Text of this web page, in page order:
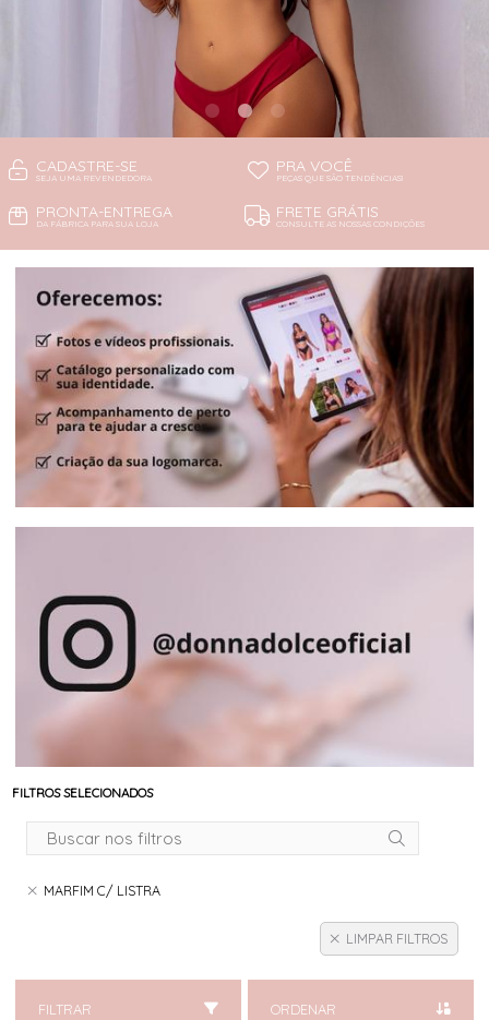
CADASTRE-SE
SEJA UMA REVENDEDORA
PRA VOCÊ
PEÇAS QUE SÃO TENDÊNCIAS!
PRONTA-ENTREGA
DA FÁBRICA PARA SUA LOJA
FRETE GRÁTIS
CONSULTE AS NOSSAS CONDIÇÕES
FILTROS SELECIONADOS
MARFIM C/ LISTRA
LIMPAR FILTROS
FILTRAR ORDENAR